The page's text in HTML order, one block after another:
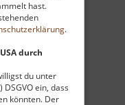
hast.
.
durch
du unter
ein, dass
könnten. Der
jeder